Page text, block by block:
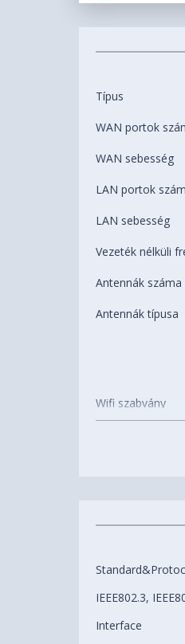
Típus
WAN portok
WAN sebesség
LAN portok
LAN sebesség
Vezeték nélküli
Antennák száma
Antennák típusa
Wifi szabvány
5 GHz sebesség
IEEE802.3,
Interface